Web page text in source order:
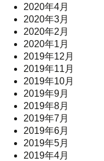
2020年4月
2020年3月
2020年2月
2020年1月
2019年12月
2019年11月
2019年10月
2019年9月
2019年8月
2019年7月
2019年6月
2019年5月
2019年4月